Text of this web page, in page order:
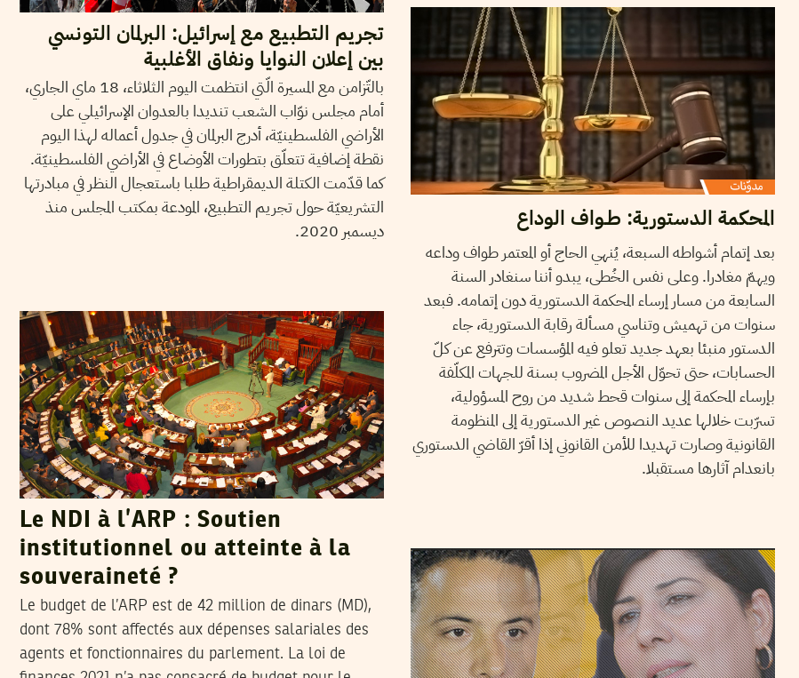
تجريم التطبيع مع إسرائيل: البرلمان التونسي
بين إعلان النوايا ونفاق الأغلبية
بالتّزامن مع المسيرة الّتي انتظمت اليوم الثلاثاء، 18 ماي الجاري،
أمام مجلس نوّاب الشعب تنديدا بالعدوان الإسرائيلي على
الأراضي الفلسطينيّة، أدرج البرلمان في جدول أعماله لهذا اليوم
نقطة إضافية تتعلّق بتطورات الأوضاع في الأراضي الفلسطينيّة.
كما قدّمت الكتلة الديمقراطية طلبا باستعجال النظر في مبادرتها
التشريعيّة حول تجريم التطبيع، المودعة بمكتب المجلس منذ
ديسمبر 2020.
المحكمة الدستورية: طـواف الوداع
بعد إتمام أشواطه السبعة، يُنهي الحاج أو المعتمر طواف وداعه
ويهمّ مغادرا. وعلى نفس الخُطى، يبدو أننا سنغادر السنة
السابعة من مسار إرساء المحكمة الدستورية دون إتمامه. فبعد
سنوات من تهميش وتناسي مسألة رقابة الدستورية، جاء
الدستور منبئا بعهد جديد تعلو فيه المؤسسات وتترفع عن كلّ
الحسابات، حتى تحوّل الأجل المضروب بسنة للجهات المكلّفة
بإرساء المحكمة إلى سنوات قحط شديد من روح المسؤولية،
تسرّبت خلالها عديد النصوص غير الدستورية إلى المنظومة
القانونية وصارت تهديدا للأمن القانوني إذا أقرّ القاضي الدستوري
بانعدام آثارها مستقبلا.
Le NDI à l’ARP : Soutien
institutionnel ou atteinte à la
souveraineté ?
Le budget de l’ARP est de 42 million de dinars (MD),
dont 78% sont affectés aux dépenses salariales des
agents et fonctionnaires du parlement. La loi de